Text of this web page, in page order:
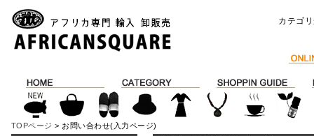
カテゴ
TOPページ > お問い合わせ(入力ページ)